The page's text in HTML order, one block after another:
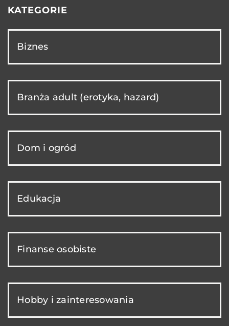
KATEGORIE
Biznes
Branża adult (erotyka, hazard)
Dom i ogród
Edukacja
Finanse osobiste
Hobby i zainteresowania